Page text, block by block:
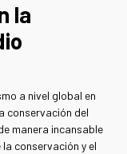
la
a nivel global en
conservación del
manera incansable
conservación y el